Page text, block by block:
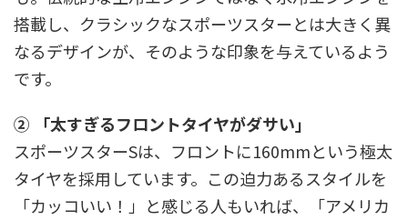
搭載し、クラシックなスポーツスターとは大きく異
なるデザインが、そのような印象を与えているよう
です。
② 「太すぎるフロントタイヤがダサい」
スポーツスターSは、フロントに160mmという極太
タイヤを採用しています。この迫力あるスタイルを
「カッコいい！」と感じる人もいれば、「アメリカ